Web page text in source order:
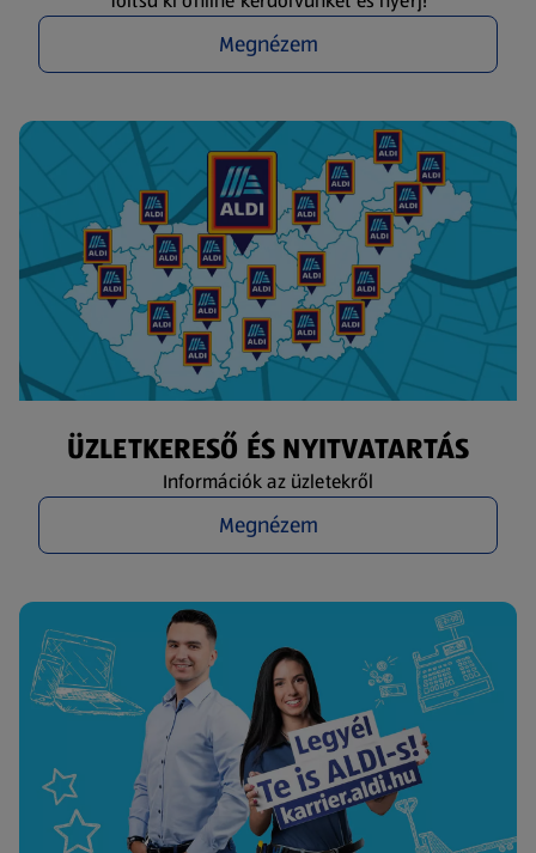
Megnézem
ÜZLETKERESŐ ÉS NYITVATARTÁS
Információk az üzletekről
Megnézem